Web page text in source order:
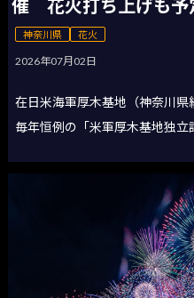
催 花火打ち上げも予
神奈川県 花火
2026年07月02日
在日米海軍厚木基地（神奈川
毎年恒例の「米軍厚木基地独立